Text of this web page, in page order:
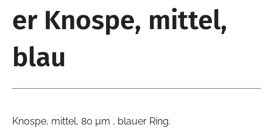
er Knospe, mittel,
blau
Knospe, mittel, 80 µm , blauer Ring.